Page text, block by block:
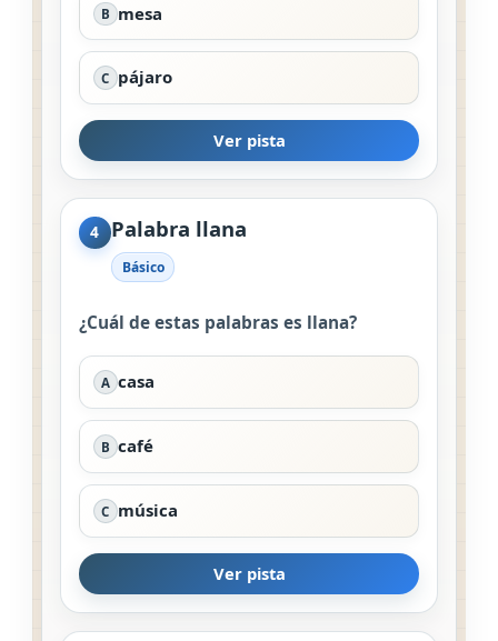
B mesa
C pájaro
Ver pista
4 Palabra llana
Básico
¿Cuál de estas palabras es llana?
A casa
B café
C música
Ver pista